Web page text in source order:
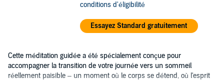
conditions d'éligibilité
Essayez Standard gratuitement
Cette méditation guidée a été spécialement conçue pour
accompagner la transition de votre journée vers un sommeil
réellement paisible – un moment où le corps se détend, où l'esprit